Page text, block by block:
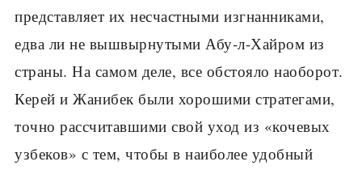
представляет их несчастными изгнанниками,
едва ли не вышвырнутыми Абу-л-Хайром из
страны. На самом деле, все обстояло наоборот.
Керей и Жанибек были хорошими стратегами,
точно рассчитавшими свой уход из «кочевых
узбеков» с тем, чтобы в наиболее удобный